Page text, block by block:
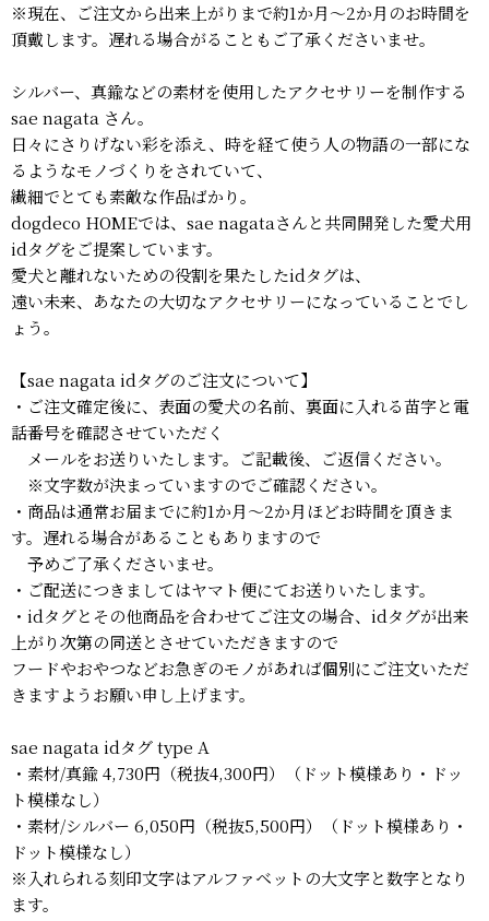
※現在、ご注文から出来上がりまで約1か月～2か月のお時間を
頂戴します。遅れる場合がることもご了承くださいませ。
シルバー、真鍮などの素材を使用したアクセサリーを制作する
sae nagata さん。
日々にさりげない彩を添え、時を経て使う人の物語の一部にな
るようなモノづくりをされていて、
繊細でとても素敵な作品ばかり。
dogdeco HOMEでは、sae nagataさんと共同開発した愛犬用
idタグをご提案しています。
愛犬と離れないための役割を果たしたidタグは、
遠い未来、あなたの大切なアクセサリーになっていることでし
ょう。
【sae nagata idタグのご注文について】
・ご注文確定後に、表面の愛犬の名前、裏面に入れる苗字と電
話番号を確認させていただく
メールをお送りいたします。ご記載後、ご返信ください。
※文字数が決まっていますのでご確認ください。
・商品は通常お届までに約1か月～2か月ほどお時間を頂きま
す。遅れる場合があることもありますので
予めご了承くださいませ。
・ご配送につきましてはヤマト便にてお送りいたします。
・idタグとその他商品を合わせてご注文の場合、idタグが出来
上がり次第の同送とさせていただきますので
フードやおやつなどお急ぎのモノがあれば個別にご注文いただ
きますようお願い申し上げます。
sae nagata idタグ type A
・素材/真鍮 4,730円（税抜4,300円）（ドット模様あり・ドッ
ト模様なし）
・素材/シルバー 6,050円（税抜5,500円）（ドット模様あり・
ドット模様なし）
※入れられる刻印文字はアルファベットの大文字と数字となり
ます。